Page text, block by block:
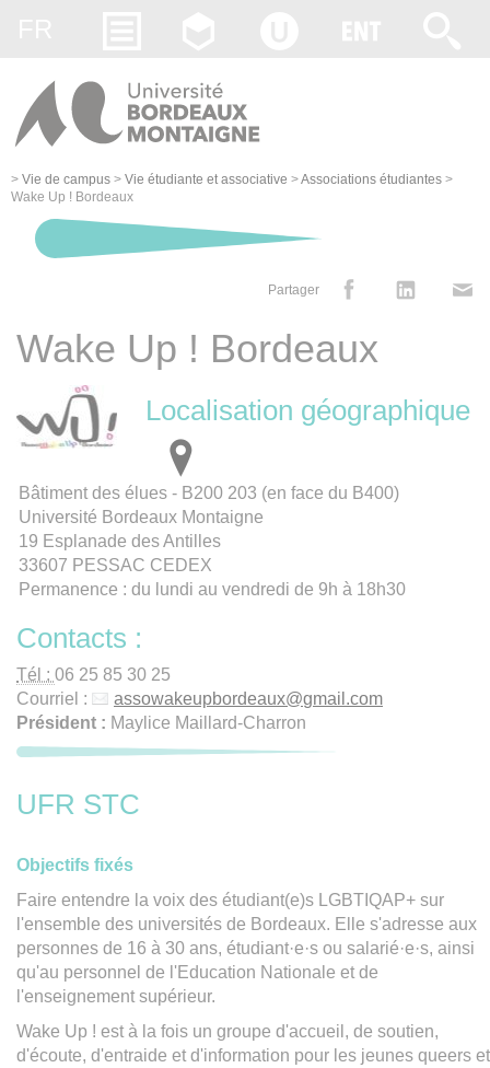
> Vie de campus > Vie étudiante et associative >Associations étudiantes >
Wake Up ! Bordeaux
Partager
Wake Up ! Bordeaux
Localisation géographique
Bâtiment des élues - B200 203 (en face du B400)
Université Bordeaux Montaigne
19 Esplanade des Antilles
33607 PESSAC CEDEX
Permanence : du lundi au vendredi de 9h à 18h30
Contacts :
Tél : 06 25 85 30 25
Courriel :
assowakeupbordeaux@gmail.com
Président : Maylice Maillard-Charron
UFR STC
Objectifs fixés
Faire entendre la voix des étudiant(e)s LGBTIQAP+ sur
l'ensemble des universités de Bordeaux. Elle s'adresse aux
personnes de 16 à 30 ans, étudiant·e·s ou salarié·e·s, ainsi
qu'au personnel de l'Education Nationale et de
l'enseignement supérieur.
Wake Up ! est à la fois un groupe d'accueil, de soutien,
d'écoute, d'entraide et d'information pour les jeunes queers et